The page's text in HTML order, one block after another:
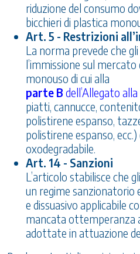
riduzione del consumo
bicchieri di plastica
Art. 5 - Restrizioni
La norma prevede che
l’immissione sul
monouso di cui alla
parte B dell’Allegato
piatti, cannucce,
polistirene espanso,
polistirene espanso,
oxodegradabile.
Art. 14 - Sanzioni
L’articolo stabilisce che
un regime
e dissuasivo applicabile
mancata ottemperanza
adottate in attuazione